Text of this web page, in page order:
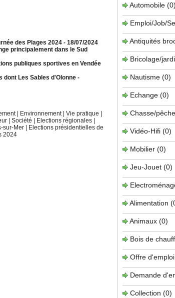
des Plages 2024 - 18/07/2024
principalement dans le Sud
publiques sportives en Vendée
dont Les Sables d'Olonne -
Environnement Vie pratique
Société Elections régionales
sur-Mer
Elections présidentielles de
2024
Automobile (0)
Emploi/Job/
Antiquités
Bricolage/
Nautisme (0)
Echange (0)
Chasse/pêche
Vidéo-Hifi (0)
Mobilier (0)
Jeu-Jouet (0)
Alimentation
Animaux (0)
Bois de
Offre d'emploi
Demande
Collection (0)